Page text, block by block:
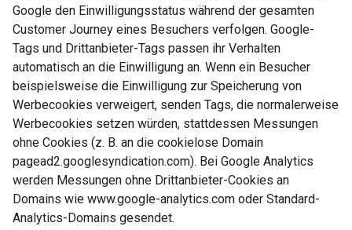
Google den Einwilligungsstatus während der gesamten
Customer Journey eines Besuchers verfolgen. Google-
Tags und Drittanbieter-Tags passen ihr Verhalten
automatisch an die Einwilligung an. Wenn ein Besucher
beispielsweise die Einwilligung zur Speicherung von
Werbecookies verweigert, senden Tags, die normalerweise
Werbecookies setzen würden, stattdessen Messungen
ohne Cookies (z. B. an die cookielose Domain
pagead2.googlesyndication.com). Bei Google Analytics
werden Messungen ohne Drittanbieter-Cookies an
Domains wie www.google-analytics.com oder Standard-
Analytics-Domains gesendet.